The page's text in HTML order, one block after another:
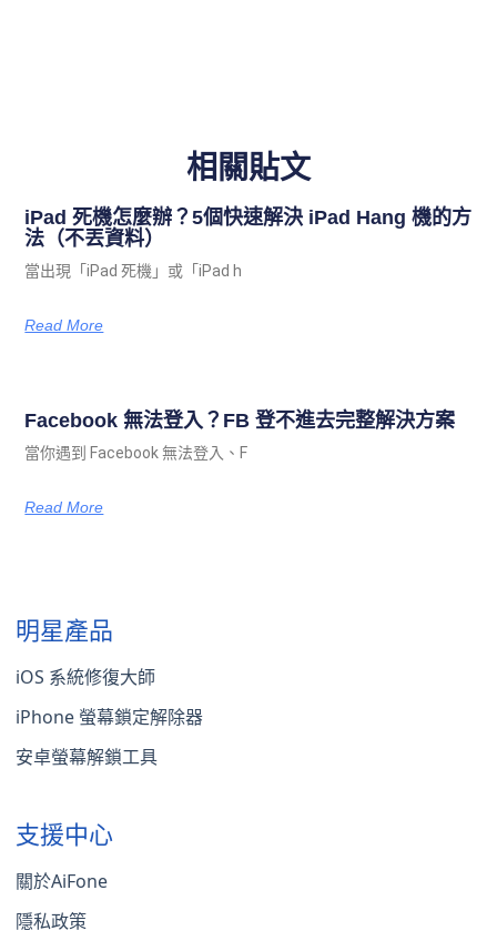
相關貼文
iPad 死機怎麼辦？5個快速解決 iPad Hang 機的方
法（不丟資料）
當出現「iPad 死機」或「iPad h
Read More
Facebook 無法登入？FB 登不進去完整解決方案
當你遇到 Facebook 無法登入、F
Read More
明星產品
iOS 系統修復大師
iPhone 螢幕鎖定解除器
安卓螢幕解鎖工具
支援中心
關於AiFone
隱私政策